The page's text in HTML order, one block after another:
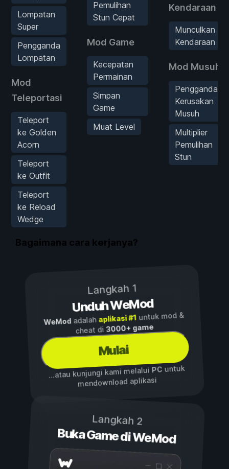
Lompatan
Super
Pengganda
Lompatan
Mod
Teleportasi
Teleport
ke Golden
Acorn
Teleport
ke Outfit
Teleport
ke Reload
Wedge
Pemulihan
Stun Cepat
Mod Game
Kecepatan
Permainan
Simpan
Game
Muat Level
Kendaraan
Munculkan
Kendaraan
Mod Musuh
Pengganda
Kerusakan
Musuh
Multiplier
Pemulihan
Stun
Bagaimana cara kerjanya?
Langkah 1
Unduh WeMod
WeModadalah aplikasi #1untuk mod &
cheat di3000+ game
Mulai
...atau kunjungi kami melalui PCuntuk
mendownload aplikasi
Langkah 2
Buka Game di WeMod